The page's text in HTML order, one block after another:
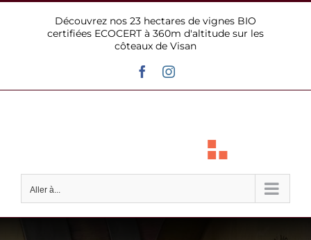
Découvrez nos 23 hectares de vignes BIO
certifiées ECOCERT à 360m d'altitude sur les
côteaux de Visan
FacebookInstagram
Aller à...